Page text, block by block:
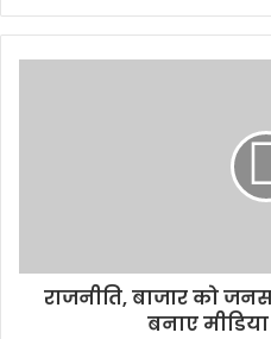
राजनीति, बाजार को
बनाए